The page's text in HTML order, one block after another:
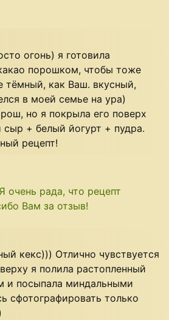
огонь) я готовила
порошком, чтобы тоже
тёмный, как Ваш. вкусный,
в моей семье на ура)
но я покрыла его поверх
+ белый йогурт + пудра.
рецепт!
очень рада, что рецепт
Вам за отзыв!
кекс))) Отлично чувствуется
я полила растопленный
и посыпала миндальными
сфотографировать только